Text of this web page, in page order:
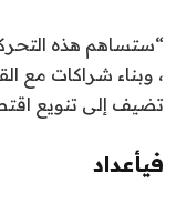
“ستساهم هذه
، وبناء شراكات مع
تضيف إلى تنويع
فيأعداد